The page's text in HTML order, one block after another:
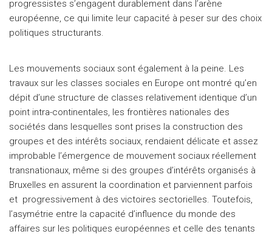
progressistes s’engagent durablement dans l’arène
européenne, ce qui limite leur capacité à peser sur des choix
politiques structurants.
Les mouvements sociaux sont également à la peine. Les
travaux sur les classes sociales en Europe ont montré qu’en
dépit d’une structure de classes relativement identique d’un
point intra-continentales, les frontières nationales des
sociétés dans lesquelles sont prises la construction des
groupes et des intérêts sociaux, rendaient délicate et assez
improbable l’émergence de mouvement sociaux réellement
transnationaux, même si des groupes d’intérêts organisés à
Bruxelles en assurent la coordination et parviennent parfois
et progressivement à des victoires sectorielles. Toutefois,
l’asymétrie entre la capacité d’influence du monde des
affaires sur les politiques européennes et celle des tenants